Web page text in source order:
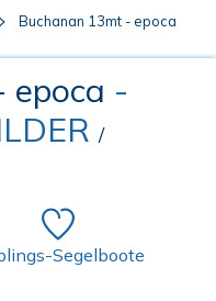
Buchanan 13mt - epoca
epoca -
/
Segelboote